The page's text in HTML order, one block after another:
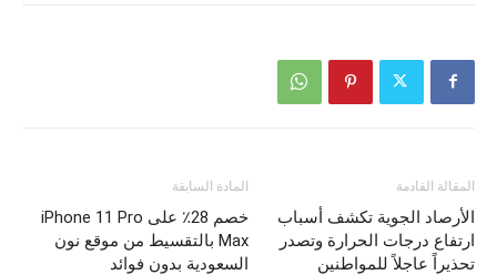
المادة السابقة
خصم 28٪ على iPhone 11 Pro
Max بالتقسيط من موقع نون
السعودية بدون فوائد
المقالة القادمة
الأرصاد الجوية تكشف أسباب
ارتفاع درجات الحرارة وتصدر
تحذيراً عاجلاً للمواطنين